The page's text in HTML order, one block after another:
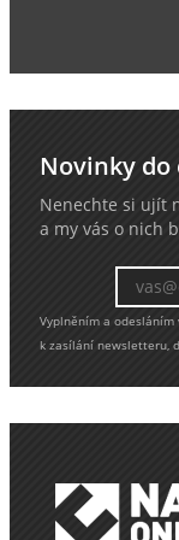
Novinky do
Nenechte si ujít
a my vás o nich
Vyplněním a
k zasílání newsletteru,